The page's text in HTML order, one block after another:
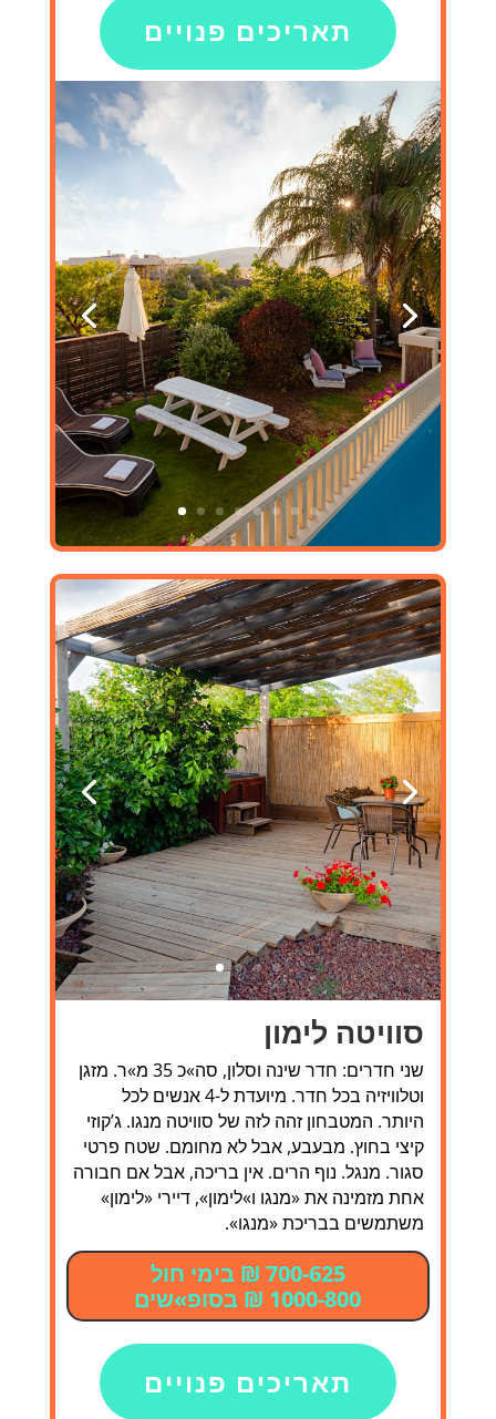
תאריכים פנויים
סוויטה לימון
שני חדרים: חדר שינה וסלון, סה»כ 35 מ»ר. מזגן
וטלוויזיה בכל חדר. מיועדת ל-4 אנשים לכל
היותר. המטבחון זהה לזה של סוויטה מנגו. ג’קוזי
קיצי בחוץ. מבעבע, אבל לא מחומם. שטח פרטי
סגור. מנגל. נוף הרים. אין בריכה, אבל אם חבורה
אחת מזמינה את «מנגו ו»לימון», דיירי «לימון»
משתמשים בבריכת «מנגו».
700-625 ₪ בימי חול
1000-800 ₪ בסופ»שים
תאריכים פנויים